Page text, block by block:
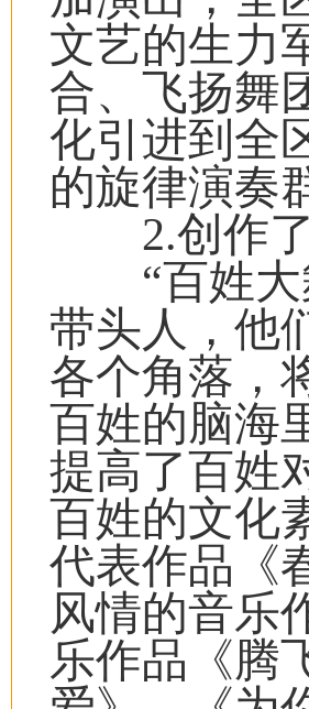
文艺的生力
合、飞扬舞
化引进到全
的旋律演奏
2.创作了
“百姓大
带头人，他
各个角落，
百姓的脑海
提高了百姓
百姓的文化
代表作品《
风情的音乐
乐作品《腾